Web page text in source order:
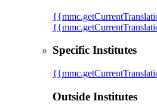
Specific Institutes
Outside Institutes